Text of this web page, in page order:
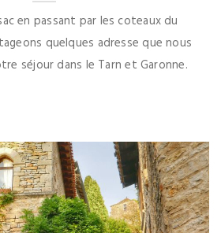
en passant par les coteaux du
quelques adresse que nous
séjour dans le Tarn et Garonne.